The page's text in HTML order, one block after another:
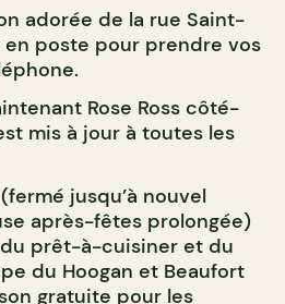
adorée de la rue Saint-
en poste pour prendre vos
Rose Ross côté-
mis à jour à toutes les
jusqu’à nouvel
après-fêtes prolongée)
prêt-à-cuisiner et du
du Hoogan et Beaufort
gratuite pour les